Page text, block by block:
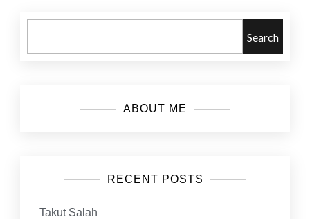
Search
ABOUT ME
RECENT POSTS
Takut Salah